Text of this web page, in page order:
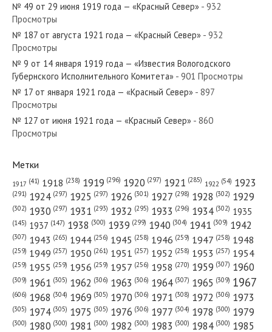
№ 25 от февраля 1954 года —
№ 24 от января 1985 года —
«Красный Север»
№ 115 от июня 1949 года —
№ 49 от 29 июня 1919 года — «Красный Север» - 932
Просмотры
№ 187 от августа 1921 года — «Красный Север» - 932
Просмотры
№ 9 от 14 января 1919 года — «Известия Вологодского
Губернского Исполнительного Комитета» - 901 Просмотры
№ 17 от января 1921 года — «Красный Север» - 897
Просмотры
№ 127 от июня 1921 года — «Красный Север» - 860
Просмотры
Метки
1917 (41) 1918 (238) 1919 (296) 1920 (297) 1921 (285) 1922 (54) 1923
(291) 1924 (297) 1925 (297) 1926 (301) 1927 (298) 1928 (302) 1929
(302) 1930 (297) 1931 (293) 1932 (295) 1933 (296) 1934 (302) 1935
(145) 1937 (147) 1938 (300) 1939 (299) 1940 (304) 1941 (309) 1942
(307) 1943 (265) 1944 (256) 1945 (258) 1946 (259) 1947 (258) 1948
(259) 1949 (257) 1950 (261) 1951 (257) 1952 (258) 1953 (257) 1954
(259) 1955 (259) 1956 (259) 1957 (256) 1958 (270) 1959 (307) 1960
(309) 1961 (305) 1962 (306) 1963 (306) 1964 (307) 1965 (309) 1967
(606) 1968 (304) 1969 (305) 1970 (306) 1971 (308) 1972 (306) 1973
(305) 1974 (305) 1975 (305) 1976 (306) 1977 (304) 1978 (300) 1979
(300) 1980 (300) 1981 (300) 1982 (300) 1983 (300) 1984 (300) 1985